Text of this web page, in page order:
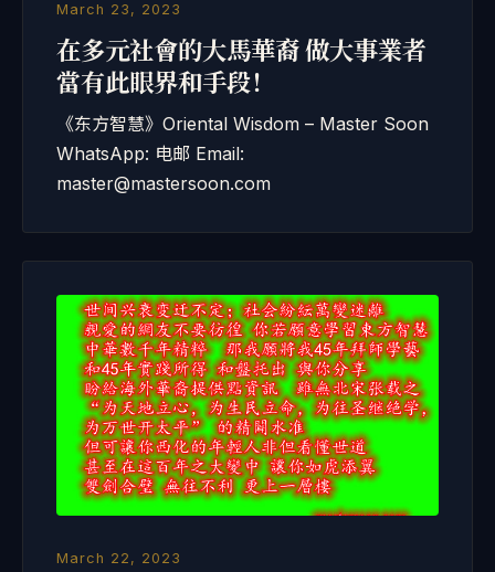
March 23, 2023
在多元社會的大馬華裔 做大事業者
當有此眼界和手段！
《东方智慧》Oriental Wisdom – Master Soon
WhatsApp: 电邮 Email:
master@mastersoon.com
March 22, 2023